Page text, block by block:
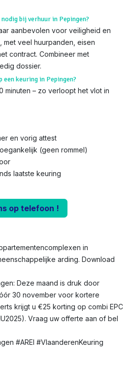
bij verhuur in Pepingen?
aanbevolen voor veiligheid en
met veel huurpanden, eisen
contract. Combineer met
dossier.
een keuring in Pepingen?
minuten – zo verloopt het vlot in
en vorig attest
(geen rommel)
laatste keuring
op telefoon !
in
arding. Download
Deze maand is druk door
30 november voor kortere
krijgt u €25 korting op combi EPC
Vraag uw offerte aan of bel
#AREI #VlaanderenKeuring